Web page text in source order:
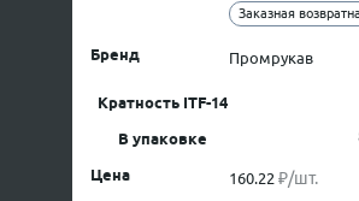
Заказная
Промрукав
160.22 ₽/шт.